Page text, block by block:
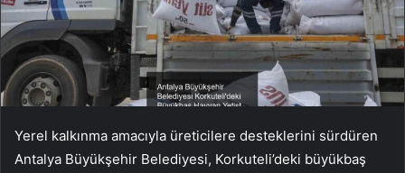
Yerel kalkınma amacıyla üreticilere desteklerini sürdüren
Antalya Büyükşehir Belediyesi, Korkuteli’deki büyükbaş